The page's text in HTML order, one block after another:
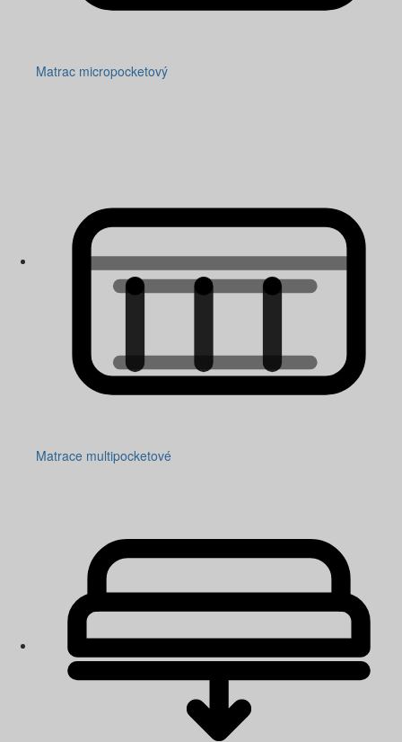
Matrac micropocketový
Matrace multipocketové